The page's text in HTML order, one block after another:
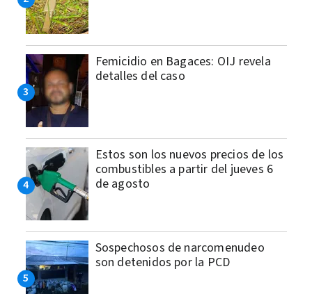
Femicidio en Bagaces: OIJ revela
detalles del caso
Estos son los nuevos precios de los
combustibles a partir del jueves 6
de agosto
Sospechosos de narcomenudeo
son detenidos por la PCD